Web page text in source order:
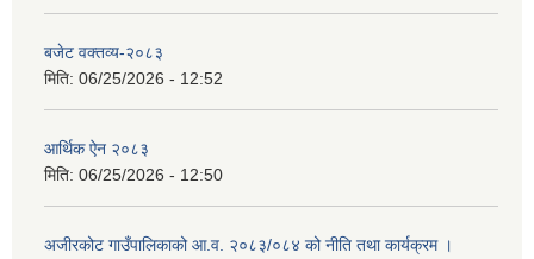
बजेट वक्तव्य-२०८३
मिति: 06/25/2026 - 12:52
आर्थिक ऐन २०८३
मिति: 06/25/2026 - 12:50
अजीरकोट गाउँपालिकाको आ.व. २०८३/०८४ को नीति तथा कार्यक्रम ।